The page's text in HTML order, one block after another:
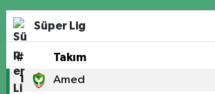
Süper Lig
# Takım
1 Amed